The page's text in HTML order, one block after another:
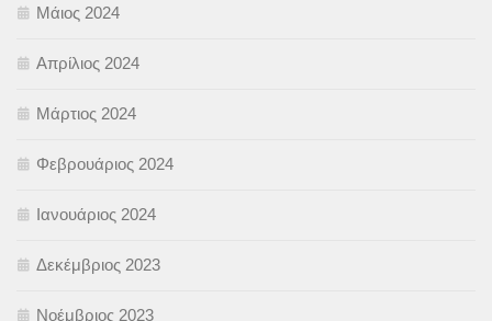
Μάιος 2024
Απρίλιος 2024
Μάρτιος 2024
Φεβρουάριος 2024
Ιανουάριος 2024
Δεκέμβριος 2023
Νοέμβριος 2023